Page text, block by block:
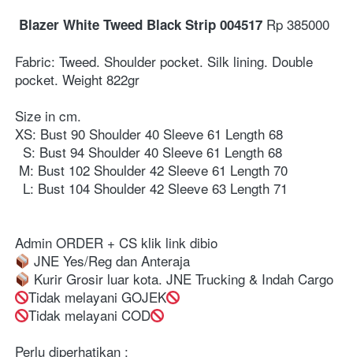
Blazer White Tweed Black Strip 004517 Rp 385000⁣
Fabric: Tweed. Shoulder pocket. Silk lining. Double
pocket. Weight 822gr⁣
Size in cm. ⁣
XS: Bust 90 Shoulder 40 Sleeve 61 Length 68⁣
  S: Bust 94 Shoulder 40 Sleeve 61 Length 68⁣
M: Bust 102 Shoulder 42 Sleeve 61 Length 70⁣
  L: Bust 104 Shoulder 42 Sleeve 63 Length 71⁣
Admin ORDER + CS klik link dibio⁣⁣⁣⁣⁣⁣⁣⁣⁣⁣⁣⁣⁣⁣⁣⁣⁣⁣⁣
JNE Yes/Reg dan Anteraja
Kurir Grosir luar kota. JNE Trucking & Indah Cargo⁣⁣⁣⁣⁣⁣⁣⁣⁣⁣⁣⁣⁣⁣⁣⁣⁣⁣⁣
Tidak melayani GOJEK⁣⁣⁣⁣⁣⁣⁣⁣⁣
Tidak melayani COD⁣⁣⁣⁣⁣⁣⁣
Perlu diperhatikan :⁣⁣⁣⁣⁣⁣⁣⁣⁣⁣⁣⁣⁣⁣⁣⁣⁣⁣⁣⁣⁣⁣⁣⁣